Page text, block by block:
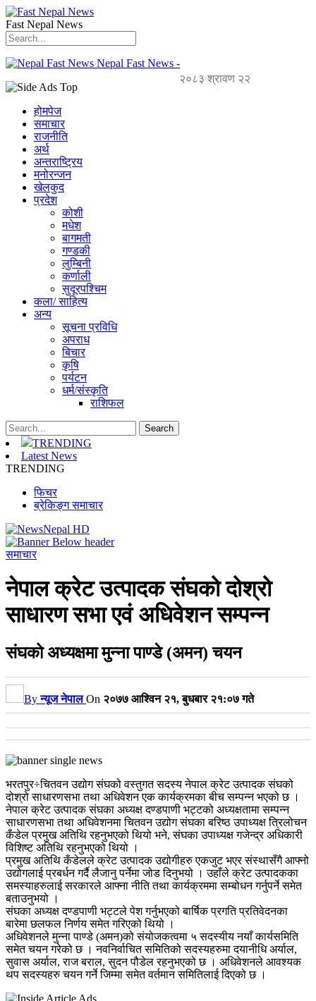
Fast Nepal News
Nepal Fast News -
२०८३ श्रावण २२
होमपेज
समाचार
राजनीति
अर्थ
अन्तराष्ट्रिय
मनोरन्जन
खेलकुद
प्रदेश
कोशी
मधेश
बागमती
गण्डकी
लुम्बिनी
कर्णाली
सुदूरपश्चिम
कला/ साहित्य
अन्य
सूचना प्रविधि
अपराध
बिचार
कृषि
पर्यटन
धर्म/संस्कृति
राशिफल
TRENDING
Latest News
TRENDING
फिचर
ब्रेकिङ्ग समाचार
समाचार
नेपाल क्रेट उत्पादक संघको दोश्रो
साधारण सभा एवं अधिवेशन सम्पन्न
संघको अध्यक्षमा मुन्ना पाण्डे (अमन) चयन
Byन्यूज नेपाल On २०७७ आश्विन २१, बुधबार २१:०७ गते
भरतपुर÷चितवन उद्योग संघको वस्तुगत सदस्य नेपाल क्रेट उत्पादक संघको
दोश्रो साधारणसभा तथा अधिवेशन एक कार्यक्रमका बीच सम्पन्न भएको छ ।
नेपाल क्रेट उत्पादक संघका अध्यक्ष दण्डपाणी भट्टको अध्यक्षतामा सम्पन्न
साधारणसभा तथा अधिवेशनमा चितवन उद्योग संघका बरिष्ठ उपाध्यक्ष त्रिलोचन
कँडेल प्रमुख अतिथि रहनुभएको थियो भने, संघका उपाध्यक्ष गजेन्द्र अधिकारी
विशिष्ट अतिथि रहनुभएको थियो ।
प्रमुख अतिथि कँडेलले क्रेट उत्पादक उद्योगीहरु एकजुट भएर संस्थासँगै आफ्नो
उद्योगलाई प्रबर्धन गर्दै लैजानु पर्नेमा जोड दिनुभयो । उहाँले क्रेट उत्पादकका
समस्याहरुलाई सरकारले आफ्ना नीति तथा कार्यक्रममा सम्बोधन गर्नुपर्ने समेत
बताउनुभयो ।
संघका अध्यक्ष दण्डपाणी भट्टले पेश गर्नुभएको बार्षिक प्रगति प्रतिवेदनका
बारेमा छलफल निर्णय समेत गरिएको थियो ।
अधिवेशनले मुन्ना पाण्डे (अमन)को संयोजकत्वमा ५ सदस्यीय नयाँ कार्यसमिति
समेत चयन गरेको छ । नवनिर्वाचित समितिको सदस्यहरुमा दयानीधि अर्याल,
सुवास अर्याल, राज बराल, सुदन पौडेल रहनुभएको छ । अधिवेशनले आवश्यक
थप सदस्यहरु चयन गर्ने जिम्मा समेत वर्तमान समितिलाई दिएको छ ।